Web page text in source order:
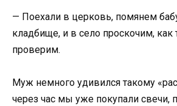
— Поехали в церковь, помянем
кладбище, и в село проскочим,
проверим.
Муж немного удивился такому
через час мы уже покупали свечи,